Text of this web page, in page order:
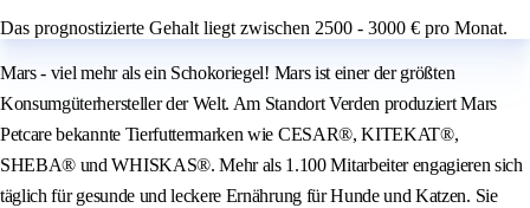
Das prognostizierte Gehalt liegt zwischen 2500 - 3000 € pro Monat.
Mars - viel mehr als ein Schokoriegel! Mars ist einer der größten
Konsumgüterhersteller der Welt. Am Standort Verden produziert Mars
Petcare bekannte Tierfuttermarken wie CESAR®, KITEKAT®,
SHEBA® und WHISKAS®. Mehr als 1.100 Mitarbeiter engagieren sich
täglich für gesunde und leckere Ernährung für Hunde und Katzen. Sie